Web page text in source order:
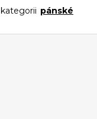
pánské